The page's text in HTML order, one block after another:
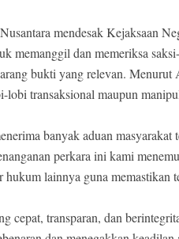
mendesak Kejaksaan
memanggil dan memeriksa
bukti yang relevan. Menurut
lobi transaksional maupun
banyak aduan
perkara ini kami
hukum lainnya guna memastikan
cepat, transparan, dan